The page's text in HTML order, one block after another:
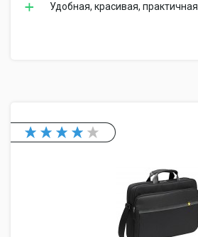
Удобная, красивая, практичная